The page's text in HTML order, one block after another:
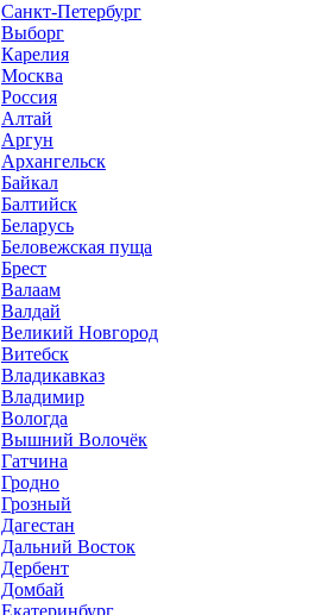
Санкт-Петербург
Выборг
Карелия
Москва
Россия
Алтай
Аргун
Архангельск
Байкал
Балтийск
Беларусь
Беловежская пуща
Брест
Валаам
Валдай
Великий Новгород
Витебск
Владикавказ
Владимир
Вологда
Вышний Волочёк
Гатчина
Гродно
Грозный
Дагестан
Дальний Восток
Дербент
Домбай
Екатеринбург